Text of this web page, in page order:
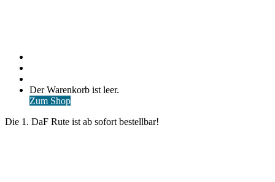
Warenkorb
ansehen
Der Warenkorb ist leer.
Zum Shop
Die 1. DaF Rute ist ab sofort bestellbar!